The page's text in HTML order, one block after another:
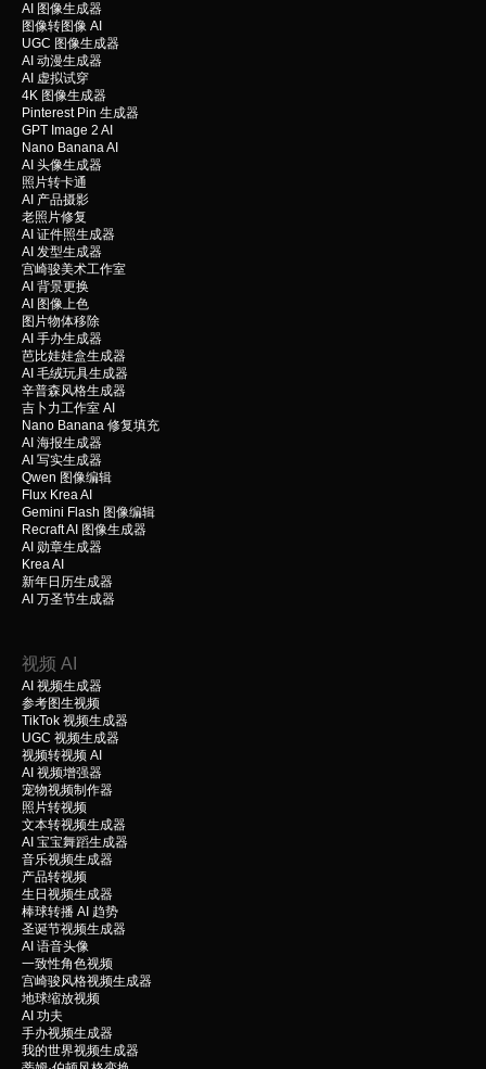
AI 图像生成器
图像转图像 AI
UGC 图像生成器
AI 动漫生成器
AI 虚拟试穿
4K 图像生成器
Pinterest Pin 生成器
GPT Image 2 AI
Nano Banana AI
AI 头像生成器
照片转卡通
AI 产品摄影
老照片修复
AI 证件照生成器
AI 发型生成器
宫崎骏美术工作室
AI 背景更换
AI 图像上色
图片物体移除
AI 手办生成器
芭比娃娃盒生成器
AI 毛绒玩具生成器
辛普森风格生成器
吉卜力工作室 AI
Nano Banana 修复填充
AI 海报生成器
AI 写实生成器
Qwen 图像编辑
Flux Krea AI
Gemini Flash 图像编辑
Recraft AI 图像生成器
AI 勋章生成器
Krea AI
新年日历生成器
AI 万圣节生成器
视频 AI
AI 视频生成器
参考图生视频
TikTok 视频生成器
UGC 视频生成器
视频转视频 AI
AI 视频增强器
宠物视频制作器
照片转视频
文本转视频生成器
AI 宝宝舞蹈生成器
音乐视频生成器
产品转视频
生日视频生成器
棒球转播 AI 趋势
圣诞节视频生成器
AI 语音头像
一致性角色视频
宫崎骏风格视频生成器
地球缩放视频
AI 功夫
手办视频生成器
我的世界视频生成器